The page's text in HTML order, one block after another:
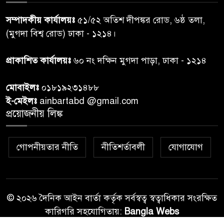
কুলাউড়া সীমান্তে বিএসএফের
৮
নেওয়ার পর ভারতীয় নাগরিক আটক
৯
১০
সম্পাদকীয় কার্যালয়ঃ ৫১/৫২ অতিশ দীপঙ্কর রোড, ৬ষ্ঠ তলা,
(মুগদা বিশ্ব রোড) ঢাকা - ১২১৪।
প্রাকাশিত কার্যালয়ঃ৬০ নং দক্ষিন মুগদা পাড়া, ঢাকা - ১২১৪
মোবাইলঃ ০১৮১৯২৩১৪৮৮
ই-মেইলঃ ainbartabd @gmail.com
প্রয়োজনীয় লিঙ্ক
গোপনীয়তার নীতি নীতিশর্তাবলী যোগাযোগ
© ২০২৬ দৈনিক আইন বার্তা কর্তৃক সর্বস্বত্ব স্বত্বাধিকার সংরক্ষিত
কারিগরি সহযোগিতায়: Bangla Webs